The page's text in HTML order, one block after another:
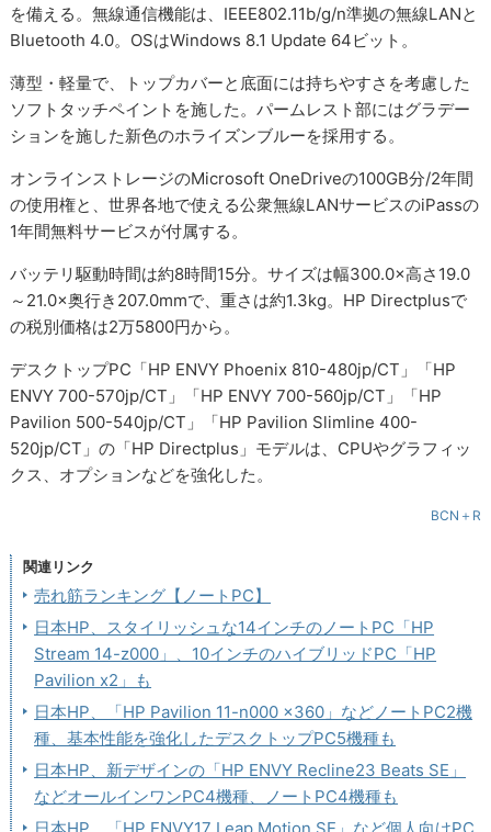
を備える。無線通信機能は、IEEE802.11b/g/n準拠の無線LANと
Bluetooth 4.0。OSはWindows 8.1 Update 64ビット。
薄型・軽量で、トップカバーと底面には持ちやすさを考慮した
ソフトタッチペイントを施した。パームレスト部にはグラデー
ションを施した新色のホライズンブルーを採用する。
オンラインストレージのMicrosoft OneDriveの100GB分/2年間
の使用権と、世界各地で使える公衆無線LANサービスのiPassの
1年間無料サービスが付属する。
バッテリ駆動時間は約8時間15分。サイズは幅300.0×高さ19.0
～21.0×奥行き207.0mmで、重さは約1.3kg。HP Directplusで
の税別価格は2万5800円から。
デスクトップPC「HP ENVY Phoenix 810-480jp/CT」「HP
ENVY 700-570jp/CT」「HP ENVY 700-560jp/CT」「HP
Pavilion 500-540jp/CT」「HP Pavilion Slimline 400-
520jp/CT」の「HP Directplus」モデルは、CPUやグラフィッ
クス、オプションなどを強化した。
BCN＋R
関連リンク
売れ筋ランキング【ノートPC】
日本HP、スタイリッシュな14インチのノートPC「HP
Stream 14-z000」、10インチのハイブリッドPC「HP
Pavilion x2」も
日本HP、「HP Pavilion 11-n000 x360」などノートPC2機
種、基本性能を強化したデスクトップPC5機種も
日本HP、新デザインの「HP ENVY Recline23 Beats SE」
などオールインワンPC4機種、ノートPC4機種も